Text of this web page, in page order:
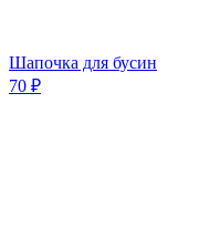
Шaпочка для бусин
70 ₽